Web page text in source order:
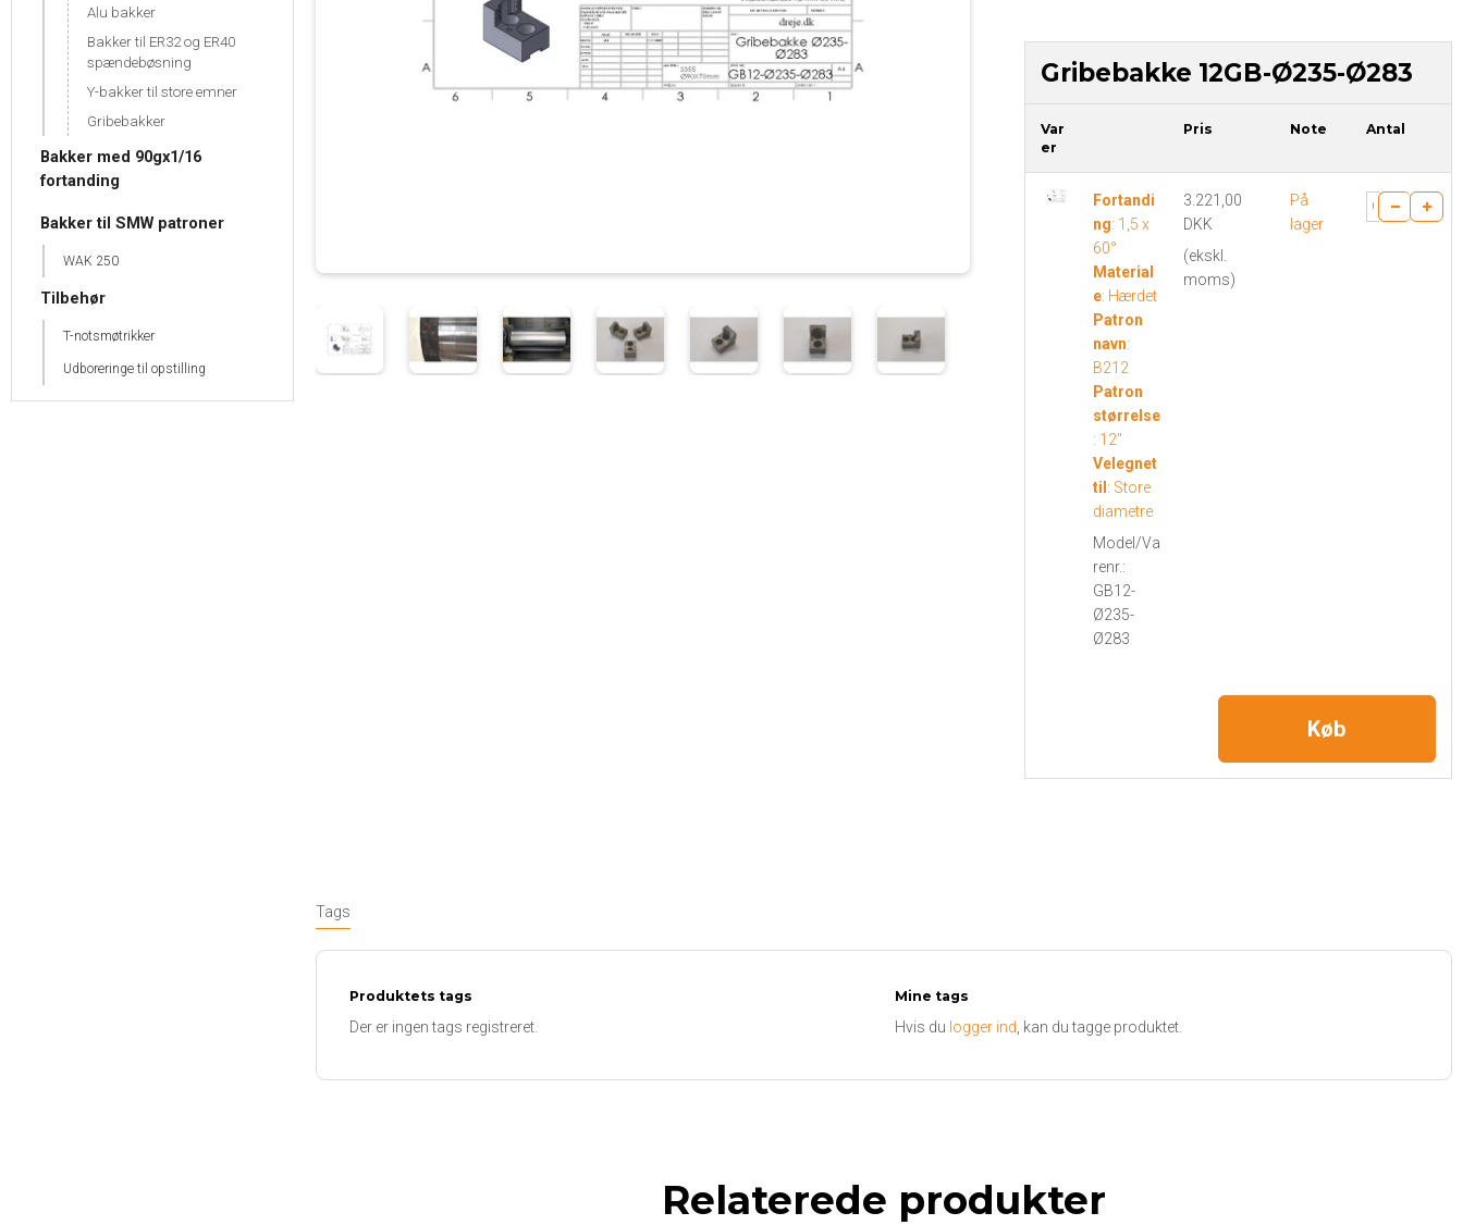
Alu bakker
Bakker til ER32 og ER40
spændebøsning
Y-bakker til store emner
Gribebakker
Bakker med 90gx1/16
fortanding
Bakker til SMW patroner
WAK 250
Tilbehør
T-notsmøtrikker
Udboreringe til opstilling
Gribebakke 12GB-Ø235-Ø283
Var
er
Pris Note Antal
Fortandi
ng: 1,5 x
60°
Material
e: Hærdet
Patron
navn:
B212
Patron
størrelse
: 12"
Velegnet
til : Store
diametre
Model/Va
renr.:
GB12-
Ø235-
Ø283
3.221,00
DKK
(ekskl.
moms)
På
lager
Køb
Tags
Produktets tags
Der er ingen tags registreret.
Mine tags
Hvis du logger ind , kan du tagge produktet.
Relaterede produkter